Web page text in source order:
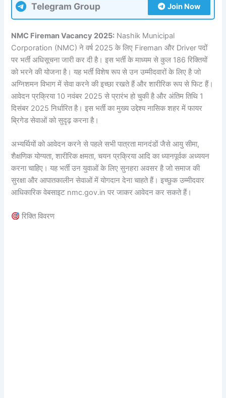
Telegram Group Join Now
NMC Fireman Vacancy 2025: Nashik Municipal
Corporation (NMC) ने वर्ष 2025 के लिए Fireman और Driver पदों
पर भर्ती अधिसूचना जारी कर दी है। इस भर्ती के माध्यम से कुल 186 रिक्तियों
को भरने की योजना है। यह भर्ती विशेष रूप से उन उम्मीदवारों के लिए है जो
अग्निशमन विभाग में सेवा करने की इच्छा रखते हैं और शारीरिक रूप से फिट हैं।
आवेदन प्रक्रिया 10 नवंबर 2025 से प्रारंभ हो चुकी है और अंतिम तिथि 1
दिसंबर 2025 निर्धारित है। इस भर्ती का मुख्य उद्देश्य नासिक शहर में फायर
ब्रिगेड सेवाओं को सुदृढ़ करना है।
अभ्यर्थियों को आवेदन करने से पहले सभी पात्रता मानदंडों जैसे आयु सीमा,
शैक्षणिक योग्यता, शारीरिक क्षमता, चयन प्रक्रिया आदि का ध्यानपूर्वक अध्ययन
करना चाहिए। यह भर्ती उन युवाओं के लिए सुनहरा अवसर है जो समाज की
सुरक्षा और आपातकालीन सेवाओं में योगदान देना चाहते हैं। इच्छुक उम्मीदवार
आधिकारिक वेबसाइट nmc.gov.in पर जाकर आवेदन कर सकते हैं।
रिक्ति विवरण